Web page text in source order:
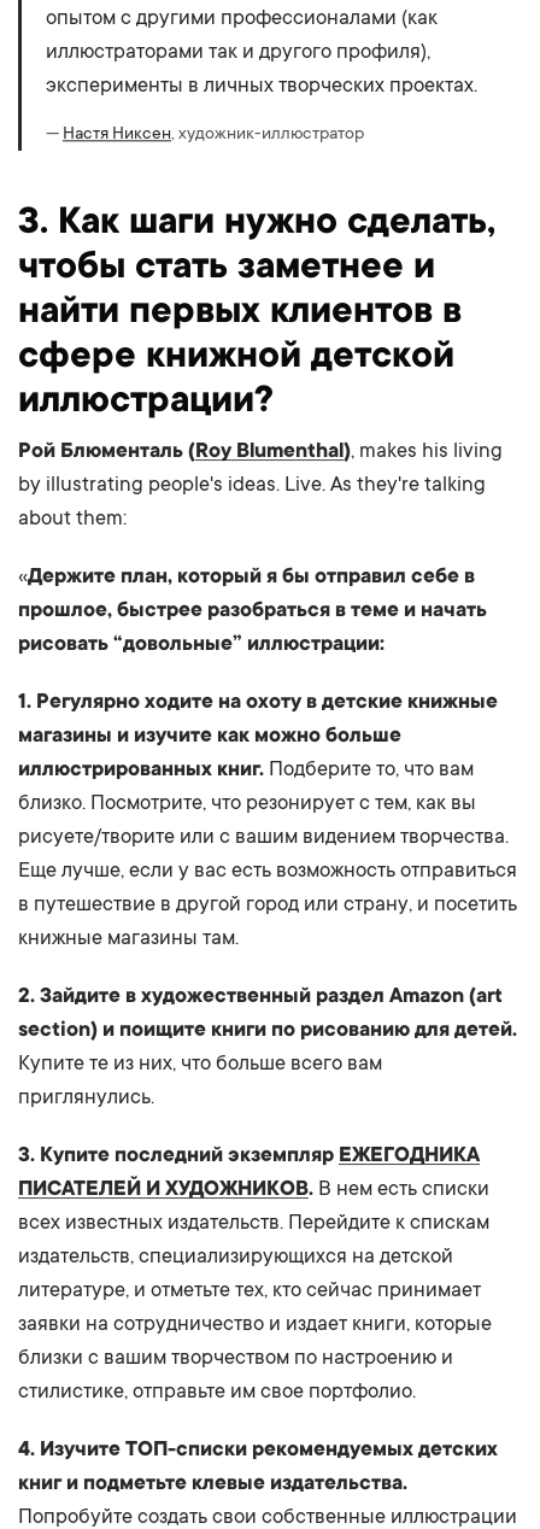
опытом с другими профессионалами (как
иллюстраторами так и другого профиля),
эксперименты в личных творческих проектах.
— Настя Никсен , художник-иллюстратор
3. Как шаги нужно сделать,
чтобы стать заметнее и
найти первых клиентов в
сфере книжной детской
иллюстрации?
Рой Блюменталь (Roy Blumenthal), makes his living
by illustrating people's ideas. Live. As they're talking
about them:
«Держите план, который я бы отправил себе в
прошлое, быстрее разобраться в теме и начать
рисовать “довольные” иллюстрации:
1. Регулярно ходите на охоту в детские книжные
магазины и изучите как можно больше
иллюстрированных книг. Подберите то, что вам
близко. Посмотрите, что резонирует с тем, как вы
рисуете/творите или с вашим видением творчества.
Еще лучше, если у вас есть возможность отправиться
в путешествие в другой город или страну, и посетить
книжные магазины там.
2. Зайдите в художественный раздел Amazon (art
section) и поищите книги по рисованию для детей.
Купите те из них, что больше всего вам
приглянулись.
3. Купите последний экземпляр ЕЖЕГОДНИКА
ПИСАТЕЛЕЙ И ХУДОЖНИКОВ. В нем есть списки
всех известных издательств. Перейдите к спискам
издательств, специализирующихся на детской
литературе, и отметьте тех, кто сейчас принимает
заявки на сотрудничество и издает книги, которые
близки с вашим творчеством по настроению и
стилистике, отправьте им свое портфолио.
4. Изучите ТОП-списки рекомендуемых детских
книг и подметьте клевые издательства.
Попробуйте создать свои собственные иллюстрации